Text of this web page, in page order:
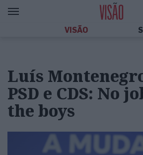
VISÃO
Luís
PSD e CDS: No
the boys